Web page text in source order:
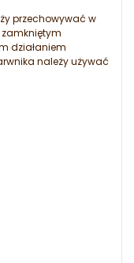
przechowywać w
działaniem
należy używać